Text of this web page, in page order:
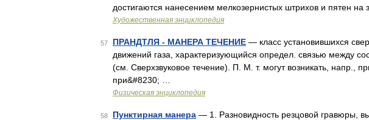
достигаются нанесением мелкозернистых штрихов и пятен на
Художественная энциклопедия
57 ПРАНДТЛЯ - МАНЕРА ТЕЧЕНИЕ — класс установившихся
движений газа, характеризующийся определ. связью между
(см. Сверхзвуковое течение). П. М. т. могут возникать, напр.,
при&#8230; …
Физическая энциклопедия
58 Пунктирная манера — 1. Разновидность резцовой гравюры,